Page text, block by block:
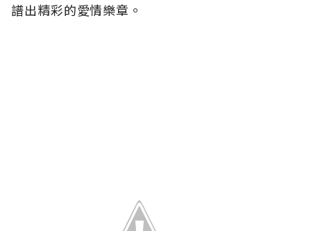
譜出精彩的愛情樂章。